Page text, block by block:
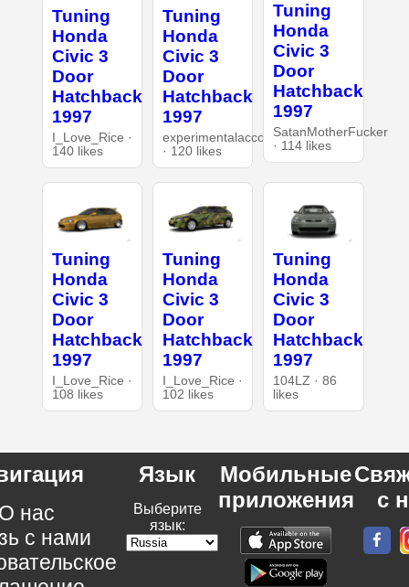
Tuning
Honda
Civic 3
Door
Hatchback
1997
I_Love_Rice ·
140 likes
Tuning
Honda
Civic 3
Door
Hatchback
1997
experimentalaccount
· 120 likes
Tuning
Honda
Civic 3
Door
Hatchback
1997
SatanMotherFucker
· 114 likes
Tuning
Honda
Civic 3
Door
Hatchback
1997
I_Love_Rice ·
108 likes
Tuning
Honda
Civic 3
Door
Hatchback
1997
I_Love_Rice ·
102 likes
Tuning
Honda
Civic 3
Door
Hatchback
1997
104LZ · 86
likes
нас
с нами
Язык
Выберите
язык:
Мобильные
приложения
с